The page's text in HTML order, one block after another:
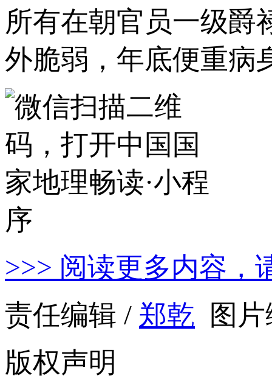
所有在朝官员一级爵
外脆弱，年底便重病
>>> 阅读更多内容，
责任编辑 / 郑乾 图
版权声明